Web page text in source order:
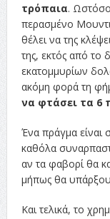
τρόπαια.
περασμένο
θέλει να της
της, εκτός από
εκατομμυρίων
ακόμη φορά τη
να φτάσει τα 6
Ένα πράγμα είναι
καθόλα
αν τα φαβορί θα
μήπως θα
Και τελικά, το